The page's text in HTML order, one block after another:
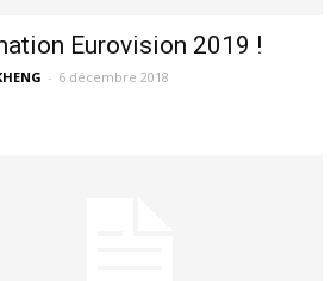
Eurovision 2019 !
- 6 décembre 2018